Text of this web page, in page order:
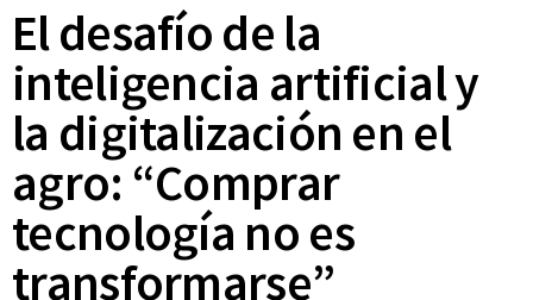
El desafío de la
inteligencia artificial y
la digitalización en el
agro: “Comprar
tecnología no es
transformarse”